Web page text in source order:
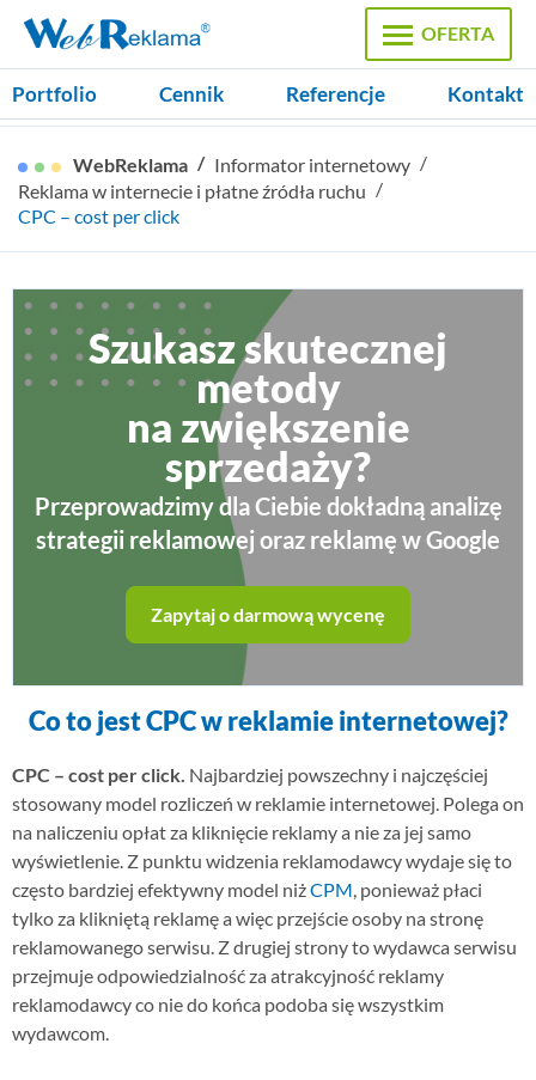
OFERTA
Portfolio Cennik Referencje Kontakt
Strony WWW
Strony firmowe, Sklepy internetowe
Domeny
Rejestracja domen, certyfikaty SSL
Hosting
Pakiety hostingowe, zamówienie serwera
Projekty
Logo, identyfikacje wizualne, animacje, multimedia
Wydruki
Flagi, windery, banery, wizytówki, ulotki
WebReklama
Informator internetowy
Reklama w internecie i płatne źródła ruchu
CPC – cost per click
Szukasz skutecznej
metody
na zwiększenie
sprzedaży?
Przeprowadzimy dla Ciebie dokładną analizę
strategii reklamowej oraz reklamę w Google
Zapytaj o darmową wycenę
Co to jest CPC w reklamie internetowej?
CPC – cost per click. Najbardziej powszechny i najczęściej
stosowany model rozliczeń w reklamie internetowej. Polega on
na naliczeniu opłat za kliknięcie reklamy a nie za jej samo
wyświetlenie. Z punktu widzenia reklamodawcy wydaje się to
często bardziej efektywny model niżCPM, ponieważ płaci
tylko za klikniętą reklamę a więc przejście osoby na stronę
reklamowanego serwisu. Z drugiej strony to wydawca serwisu
przejmuje odpowiedzialność za atrakcyjność reklamy
reklamodawcy co nie do końca podoba się wszystkim
wydawcom.